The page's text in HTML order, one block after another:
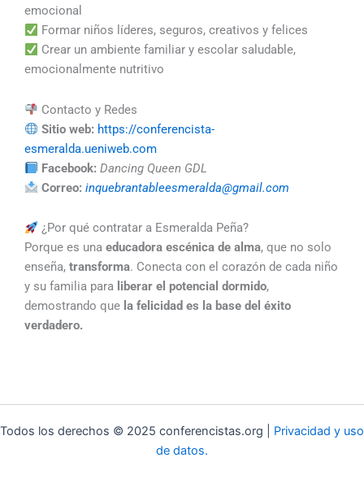
emocional
Formar niños líderes, seguros, creativos y felices
Crear un ambiente familiar y escolar saludable,
emocionalmente nutritivo
Contacto y Redes
Sitio web: https://conferencista-
esmeralda.ueniweb.com
Facebook: Dancing Queen GDL
Correo: inquebrantableesmeralda@gmail.com
¿Por qué contratar a Esmeralda Peña?
Porque es una educadora escénica de alma, que no solo
enseña, transforma. Conecta con el corazón de cada niño
y su familia para liberar el potencial dormido,
demostrando que la felicidad es la base del éxito
verdadero.
Todos los derechos © 2025 conferencistas.org | Privacidad y uso
de datos.